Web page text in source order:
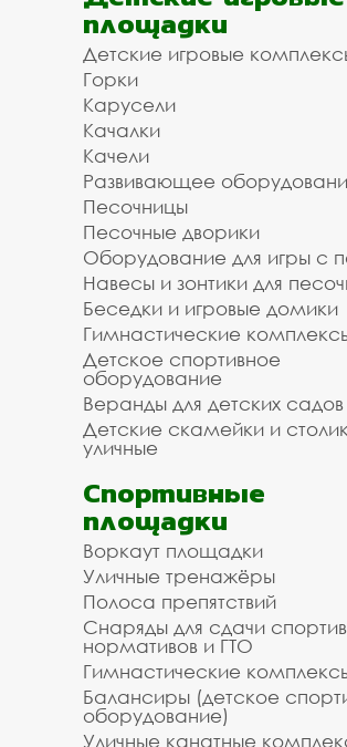
площадки
Детские игровые
Горки
Карусели
Качалки
Качели
Развивающее
Песочницы
Песочные дворики
Оборудование для игры с
Навесы и зонтики для
Беседки и игровые домики
Гимнастические
Детское спортивное
оборудование
Веранды для детских садов
Детские скамейки и
уличные
Спортивные
площадки
Воркаут площадки
Уличные тренажёры
Полоса препятствий
Снаряды для сдачи
нормативов и ГТО
Гимнастические
Балансиры (детское
оборудование)
Уличные канатные